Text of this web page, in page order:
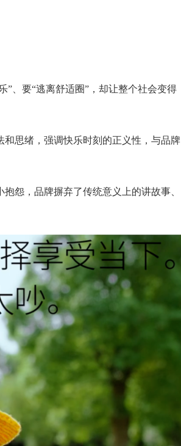
”、要“逃离舒适圈”，却让整个社会变得
思绪，强调快乐时刻的正义性，与品牌
怨，品牌摒弃了传统意义上的讲故事、